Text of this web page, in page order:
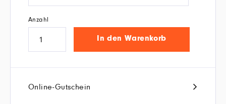
Anzahl
In den Warenkorb
Online-Gutschein